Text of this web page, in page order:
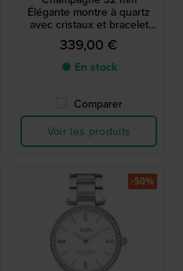
Élégante montre à quartz
avec cristaux et bracelet
milanais
339,00 €
● En stock
Comparer
Voir les produits
-50%